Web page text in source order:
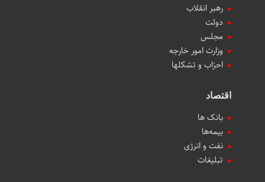
رهبر انقلاب
دولت
مجلس
وزارت امور خارجه
احزاب و تشکلها
اقتصاد
بانک ها
بیمه‌ها
نفت و انرژی
تبلیغات